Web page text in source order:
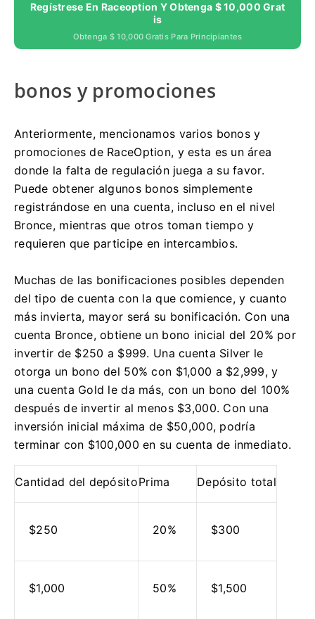
Regístrese En Raceoption Y Obtenga $ 10,000 Grat
Is
Obtenga $ 10,000 Gratis Para Principiantes
bonos y promociones
Anteriormente, mencionamos varios bonos y
promociones de RaceOption, y esta es un área
donde la falta de regulación juega a su favor.
Puede obtener algunos bonos simplemente
registrándose en una cuenta, incluso en el nivel
Bronce, mientras que otros toman tiempo y
requieren que participe en intercambios.
Muchas de las bonificaciones posibles dependen
del tipo de cuenta con la que comience, y cuanto
más invierta, mayor será su bonificación. Con una
cuenta Bronce, obtiene un bono inicial del 20% por
invertir de $250 a $999. Una cuenta Silver le
otorga un bono del 50% con $1,000 a $2,999, y
una cuenta Gold le da más, con un bono del 100%
después de invertir al menos $3,000. Con una
inversión inicial máxima de $50,000, podría
terminar con $100,000 en su cuenta de inmediato.
Cantidad del depósitoPrima Depósito total
$250 20% $300
$1,000 50% $1,500